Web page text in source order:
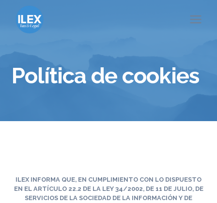
contenido
Política de cookies
ILEX INFORMA QUE, EN CUMPLIMIENTO CON LO DISPUESTO
EN EL ARTÍCULO 22.2 DE LA LEY 34/2002, DE 11 DE JULIO, DE
SERVICIOS DE LA SOCIEDAD DE LA INFORMACIÓN Y DE